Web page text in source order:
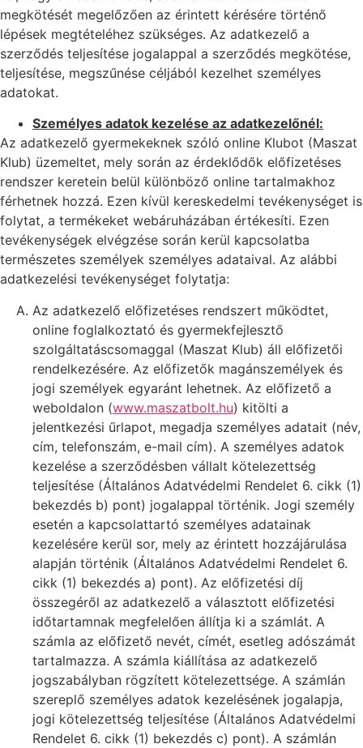
megkötését megelőzően az érintett kérésére történő
lépések megtételéhez szükséges. Az adatkezelő a
szerződés teljesítése jogalappal a szerződés megkötése,
teljesítése, megszűnése céljából kezelhet személyes
adatokat.
Személyes adatok kezelése az adatkezelőnél:
Az adatkezelő gyermekeknek szóló online Klubot (Maszat
Klub) üzemeltet, mely során az érdeklődők előfizetéses
rendszer keretein belül különböző online tartalmakhoz
férhetnek hozzá. Ezen kívül kereskedelmi tevékenységet is
folytat, a termékeket webáruházában értékesíti. Ezen
tevékenységek elvégzése során kerül kapcsolatba
természetes személyek személyes adataival. Az alábbi
adatkezelési tevékenységet folytatja:
Az adatkezelő előfizetéses rendszert működtet,
online foglalkoztató és gyermekfejlesztő
szolgáltatáscsomaggal (Maszat Klub) áll előfizetői
rendelkezésére. Az előfizetők magánszemélyek és
jogi személyek egyaránt lehetnek. Az előfizető a
weboldalon (www.maszatbolt.hu) kitölti a
jelentkezési űrlapot, megadja személyes adatait (név,
cím, telefonszám, e-mail cím). A személyes adatok
kezelése a szerződésben vállalt kötelezettség
teljesítése (Általános Adatvédelmi Rendelet 6. cikk (1)
bekezdés b) pont) jogalappal történik. Jogi személy
esetén a kapcsolattartó személyes adatainak
kezelésére kerül sor, mely az érintett hozzájárulása
alapján történik (Általános Adatvédelmi Rendelet 6.
cikk (1) bekezdés a) pont). Az előfizetési díj
összegéről az adatkezelő a választott előfizetési
időtartamnak megfelelően állítja ki a számlát. A
számla az előfizető nevét, címét, esetleg adószámát
tartalmazza. A számla kiállítása az adatkezelő
jogszabályban rögzített kötelezettsége. A számlán
szereplő személyes adatok kezelésének jogalapja,
jogi kötelezettség teljesítése (Általános Adatvédelmi
Rendelet 6. cikk (1) bekezdés c) pont). A számlán